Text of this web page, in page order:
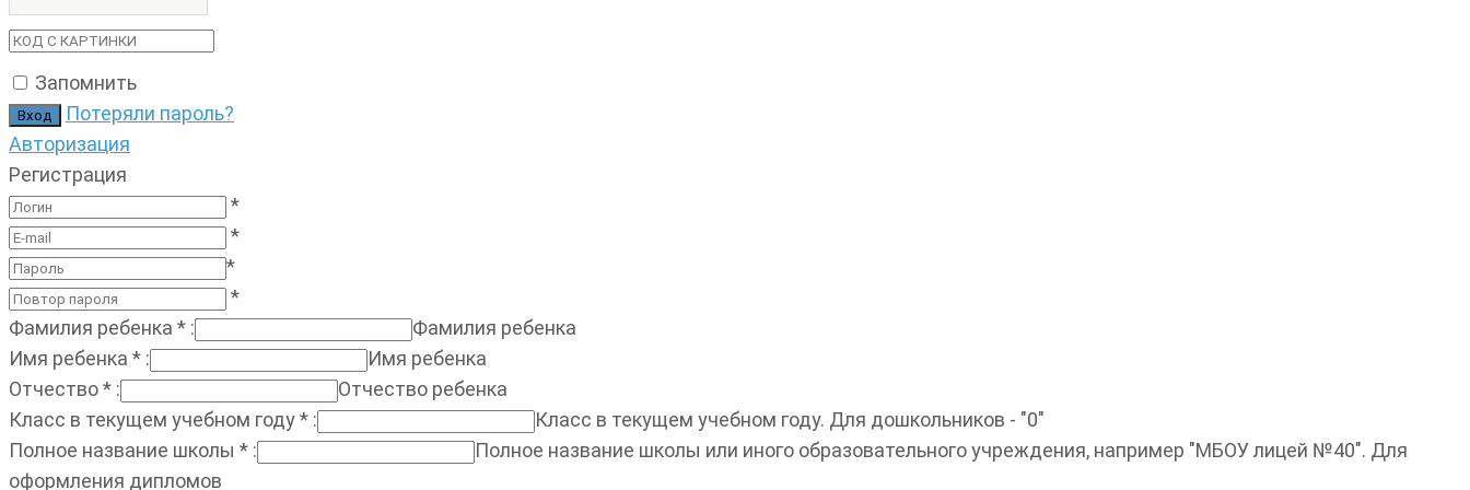
Запомнить
Потеряли пароль?
Авторизация
Регистрация
*
*
*
*
Фамилия ребенка * :
Фамилия ребенка
Имя ребенка * :
Имя ребенка
Отчество* :
Отчество ребенка
Класс в текущем учебном году* :
Класс в текущем учебном году. Для дошкольников - "0"
Полное название школы * :
Полное название школы или иного образовательного учреждения, например "МБОУ лицей №40". Для
оформления дипломов